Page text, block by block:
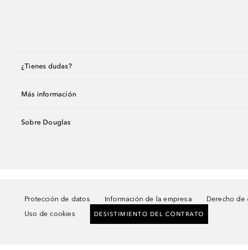
¿Tienes dudas?
Más información
Sobre Douglas
Protección de datos Información de la empresa Derecho de
Uso de cookies
DESISTIMIENTO DEL CONTRATO